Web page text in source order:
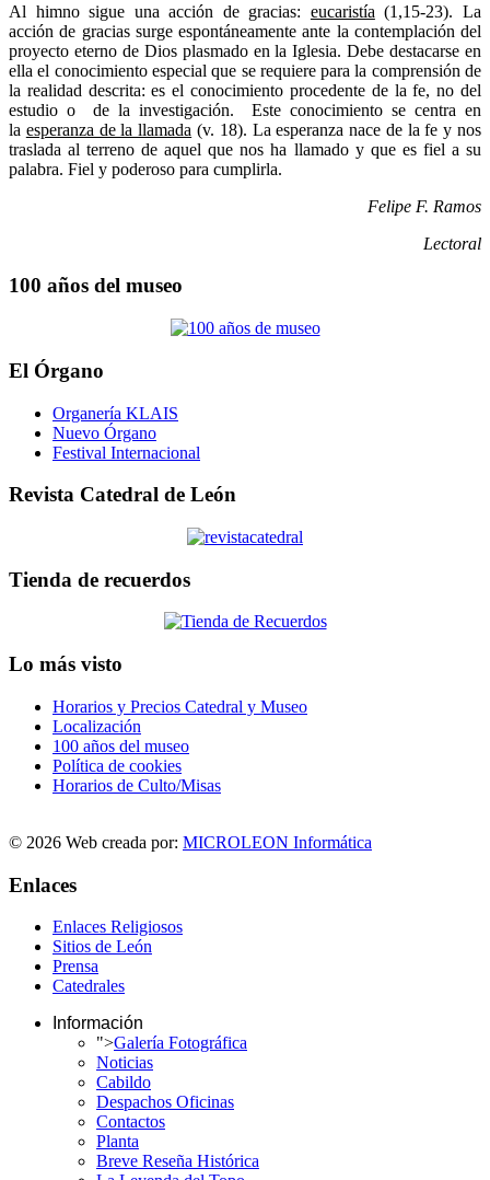
Al himno sigue una acción de gracias: eucaristía (1,15-23). La
acción de gracias surge espontáneamente ante la contemplación del
proyecto eterno de Dios plasmado en la Iglesia. Debe destacarse en
ella el conocimiento especial que se requiere para la comprensión de
la realidad descrita: es el conocimiento procedente de la fe, no del
estudio o de la investigación. Este conocimiento se centra en
la esperanza de la llamada (v. 18). La esperanza nace de la fe y nos
traslada al terreno de aquel que nos ha llamado y que es fiel a su
palabra. Fiel y poderoso para cumplirla.
Felipe F. Ramos
Lectoral
100 años del museo
El Órgano
Organería KLAIS
Nuevo Órgano
Festival Internacional
Revista Catedral de León
Tienda de recuerdos
Lo más visto
Horarios y Precios Catedral y Museo
Localización
100 años del museo
Política de cookies
Horarios de Culto/Misas
© 2026 Web creada por: MICROLEON Informática
Enlaces
Enlaces Religiosos
Sitios de León
Prensa
Catedrales
Información
">Galería Fotográfica
Noticias
Cabildo
Despachos Oficinas
Contactos
Planta
Breve Reseña Histórica